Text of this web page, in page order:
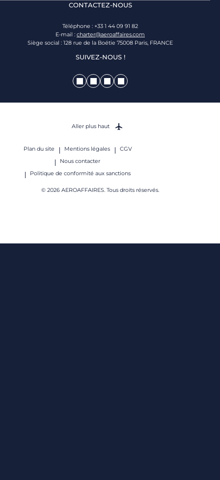
CONTACTEZ-NOUS
Téléphone : +33 1 44 09 91 82
E-mail : charter@aeroaffaires.com
Siège social : 128 rue de la Boétie 75008 Paris, FRANCE
SUIVEZ-NOUS !
Plan du site Mentions légales
CGV
Nous contacter
Politique de conformité aux sanctions
© 2026 AEROAFFAIRES. Tous droits réservés.
Aller plus haut